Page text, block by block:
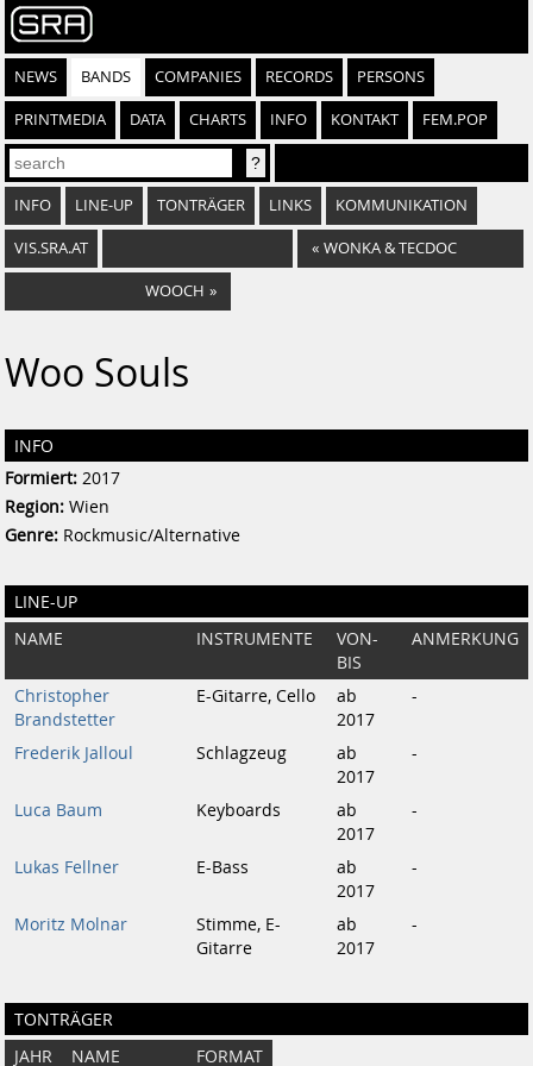
NEWS BANDS COMPANIES RECORDS PERSONS
PRINTMEDIA DATA CHARTS INFO KONTAKT FEM.POP
INFO LINE-UP TONTRÄGER LINKS KOMMUNIKATION
VIS.SRA.AT « WONKA & TECDOC
WOOCH »
Woo Souls
INFO
Formiert: 2017
Region: Wien
Genre: Rockmusic/Alternative
LINE-UP
NAME INSTRUMENTE
VON-
BIS
ANMERKUNG
Christopher
Brandstetter
E-Gitarre, Cello
ab
2017
-
Frederik Jalloul Schlagzeug
ab
2017
-
Luca Baum Keyboards
ab
2017
-
Lukas Fellner E-Bass
ab
2017
-
Moritz Molnar
Stimme, E-
Gitarre
ab
2017
-
TONTRÄGER
JAHR NAME FORMAT